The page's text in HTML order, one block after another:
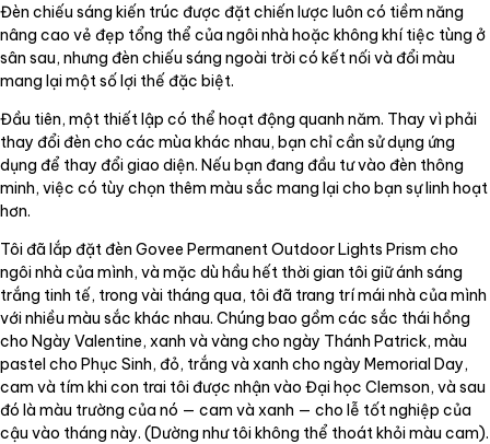
Đèn chiếu sáng kiến trúc được đặt chiến lược luôn có tiềm năng
nâng cao vẻ đẹp tổng thể của ngôi nhà hoặc không khí tiệc tùng ở
sân sau, nhưng đèn chiếu sáng ngoài trời có kết nối và đổi màu
mang lại một số lợi thế đặc biệt.
Đầu tiên, một thiết lập có thể hoạt động quanh năm. Thay vì phải
thay đổi đèn cho các mùa khác nhau, bạn chỉ cần sử dụng ứng
dụng để thay đổi giao diện. Nếu bạn đang đầu tư vào đèn thông
minh, việc có tùy chọn thêm màu sắc mang lại cho bạn sự linh hoạt
hơn.
Tôi đã lắp đặt đèn Govee Permanent Outdoor Lights Prism cho
ngôi nhà của mình, và mặc dù hầu hết thời gian tôi giữ ánh sáng
trắng tinh tế, trong vài tháng qua, tôi đã trang trí mái nhà của mình
với nhiều màu sắc khác nhau. Chúng bao gồm các sắc thái hồng
cho Ngày Valentine, xanh và vàng cho ngày Thánh Patrick, màu
pastel cho Phục Sinh, đỏ, trắng và xanh cho ngày Memorial Day,
cam và tím khi con trai tôi được nhận vào Đại học Clemson, và sau
đó là màu trường của nó — cam và xanh — cho lễ tốt nghiệp của
cậu vào tháng này. (Dường như tôi không thể thoát khỏi màu cam).